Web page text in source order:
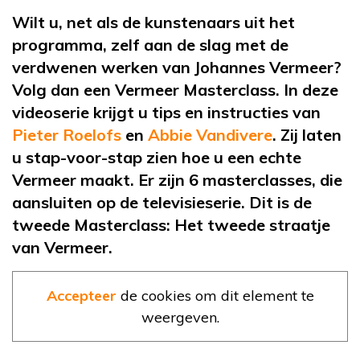
Wilt u, net als de kunstenaars uit het
programma, zelf aan de slag met de
verdwenen werken van Johannes Vermeer?
Volg dan een Vermeer Masterclass. In deze
videoserie krijgt u tips en instructies van
Pieter Roelofs en Abbie Vandivere. Zij laten
u stap-voor-stap zien hoe u een echte
Vermeer maakt. Er zijn 6 masterclasses, die
aansluiten op de televisieserie. Dit is de
tweede Masterclass: Het tweede straatje
van Vermeer.
Accepteer de cookies om dit element te
weergeven.